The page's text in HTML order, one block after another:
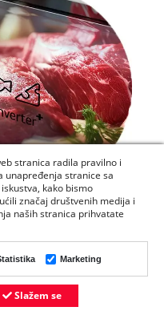
U KORPU
promeniti pritiskom
različita režima: Meso
kompanije LG,
odeljku
sopstvene
praznim uređajem i
stranica radila pravilno i
unapređenja stranice sa
kako bismo
značaj društvenih medija i
naših stranica prihvatate
Marketing
Slažem se